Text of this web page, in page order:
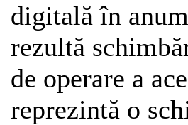
digitală în
rezultă
de operare a
reprezintă o